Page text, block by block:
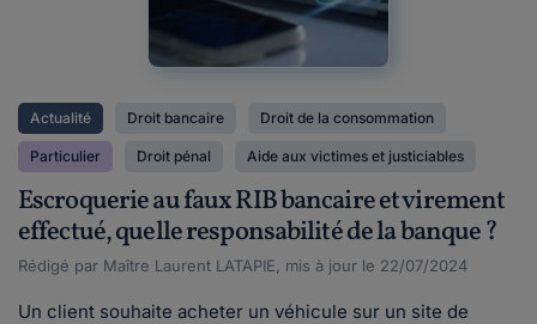
Actualité Droit bancaire Droit de la consommation
Particulier Droit pénal Aide aux victimes et justiciables
Escroquerie au faux RIB bancaire et virement
effectué, quelle responsabilité de la banque ?
Rédigé par Maître Laurent LATAPIE, mis à jour le 22/07/2024
Un client souhaite acheter un véhicule sur un site de